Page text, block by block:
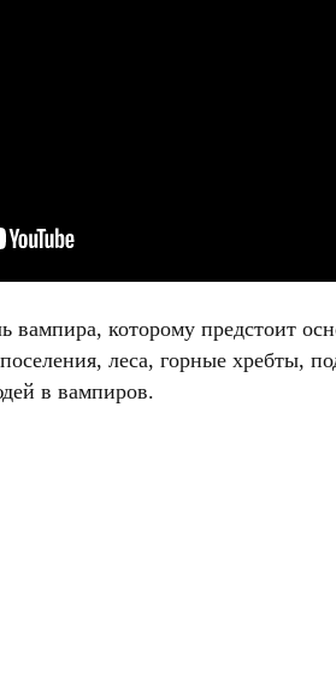
вампира, которому предстоит
леса, горные хребты,
в вампиров.